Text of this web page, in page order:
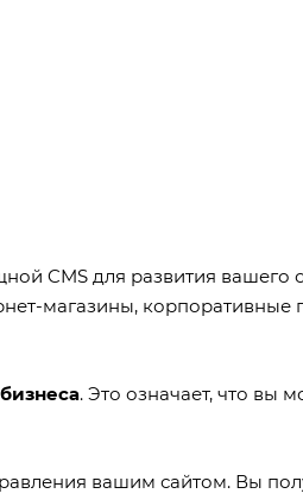
CMS для развития вашего
магазины, корпоративные
. Это означает, что вы
вашим сайтом. Вы